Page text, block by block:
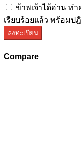
ข้าพเจ้าได้อ่าน ทำ
เรียบร้อยแล้ว พร้อมป
ลงทะเบียน
Compare